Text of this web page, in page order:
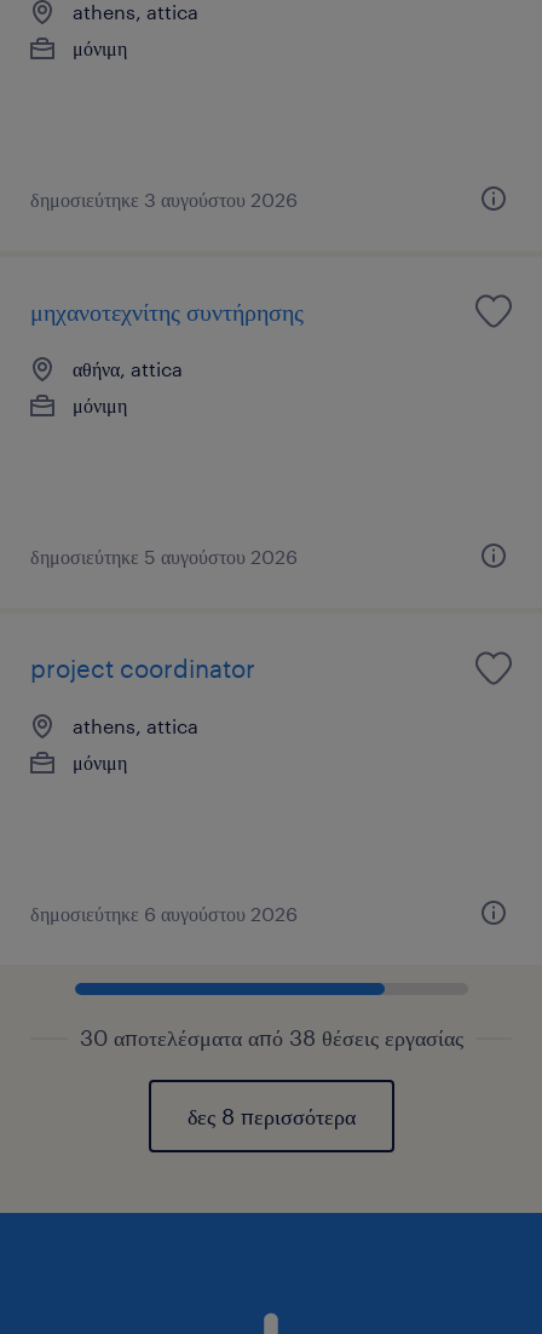
athens, attica
μόνιμη
δημοσιεύτηκε 3 αυγούστου 2026
μηχανοτεχνίτης συντήρησης
αθήνα, attica
μόνιμη
δημοσιεύτηκε 5 αυγούστου 2026
project coordinator
athens, attica
μόνιμη
δημοσιεύτηκε 6 αυγούστου 2026
30 αποτελέσματα από 38 θέσεις εργασίας
δες 8 περισσότερα